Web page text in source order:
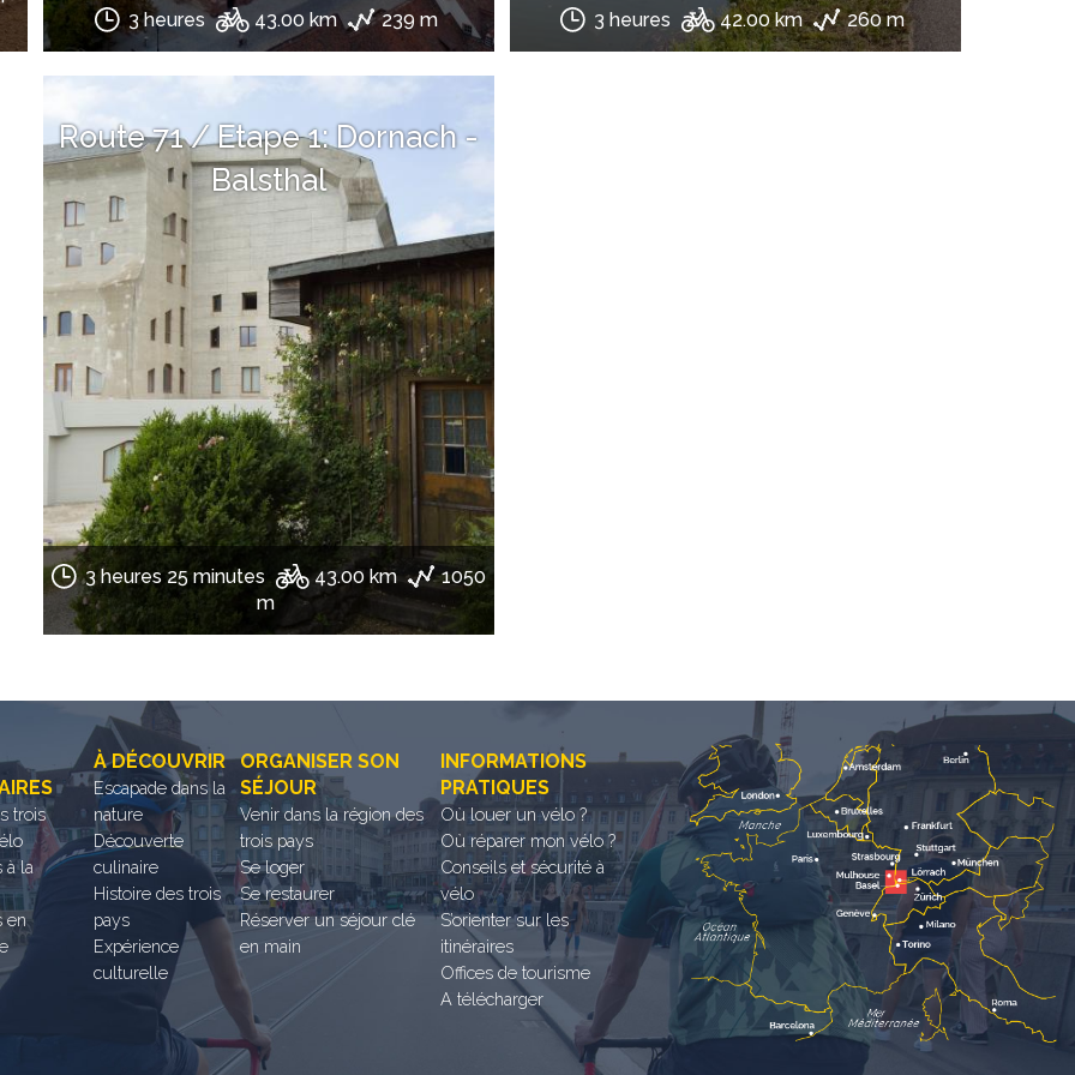
3 heures
43.00 km 239 m 3 heures 42.00 km 260 m
Route 71 / Etape 1: Dornach -
Balsthal
3 heures 25 minutes 43.00 km
1050
m
trois
à la
en
À DÉCOUVRIR
Escapade dans la
nature
Découverte
culinaire
Histoire des trois
pays
Expérience
culturelle
ORGANISER SON
SÉJOUR
Venir dans la région des
trois pays
Se loger
Se restaurer
Réserver un séjour clé
en main
INFORMATIONS
PRATIQUES
Où louer un vélo ?
Où réparer mon vélo ?
Conseils et sécurité à
vélo
S’orienter sur les
itinéraires
Offices de tourisme
A télécharger